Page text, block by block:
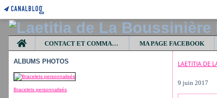
Home
CONTACT ET COMMANDES MA PAGE FACEBOOK
ALBUMS PHOTOS
Bracelets personnalisés
LAETITIA DE
9 juin 2017